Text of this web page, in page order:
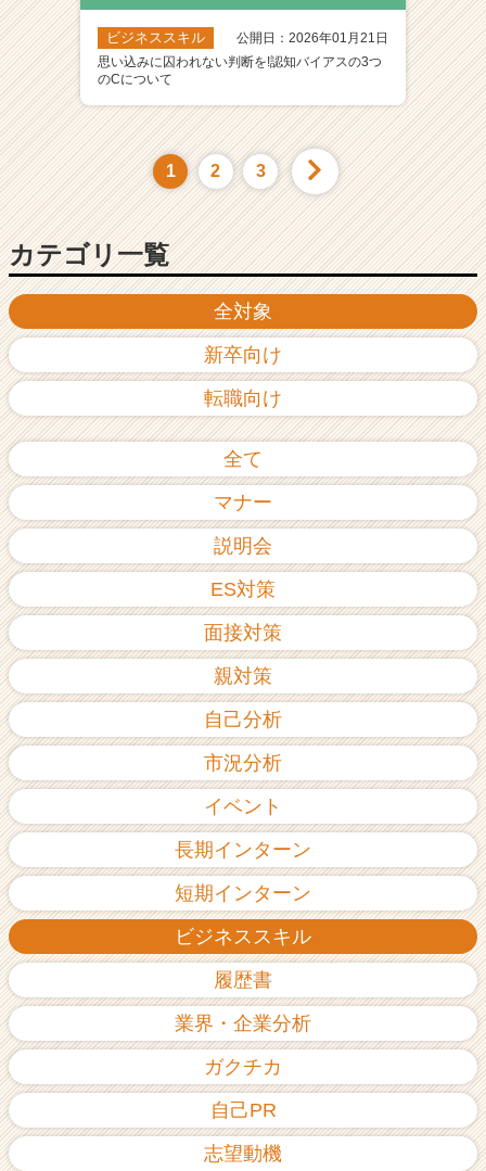
全対象
新卒向け
転職向け
全て
マナー
説明会
ES対策
面接対策
親対策
自己分析
市況分析
イベント
長期インターン
短期インターン
ビジネススキル
履歴書
業界・企業分析
ガクチカ
自己PR
志望動機
ビジネススキル
公開日：2026年01月21日
思い込みに囚われない判断を!認知バイアスの3つ
のCについて
1 2 3
カテゴリ一覧